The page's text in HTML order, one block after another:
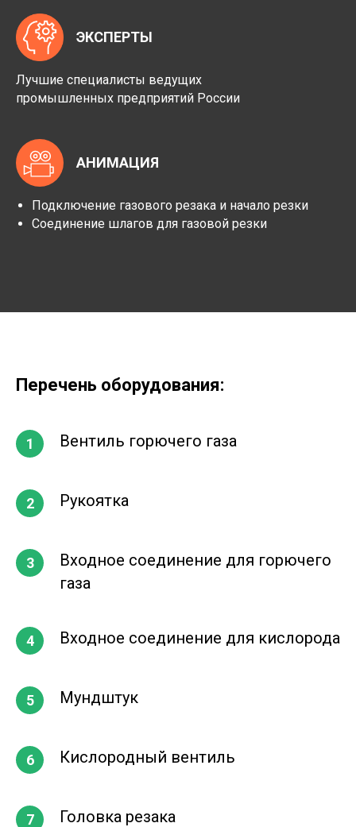
ЭКСПЕРТЫ
Лучшие специалисты ведущих
промышленных предприятий России
АНИМАЦИЯ
Подключение газового резака и начало резки
Соединение шлагов для газовой резки
Перечень оборудования:
Вентиль горючего газа
Рукоятка
Входное соединение для горючего
газа
Входное соединение для кислорода
Мундштук
Кислородный вентиль
Головка резака